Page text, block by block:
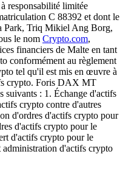
responsabilité limitée
C 88392 et dont le
Park, Triq Mikiel Ang Borg,
le nom Crypto.com,
financiers de Malte en tant
conformément au règlement
tel qu'il est mis en œuvre à
crypto. Foris DAX MT
suivants : 1. Échange d'actifs
crypto contre d'autres
d'ordres d'actifs crypto pour
d'actifs crypto pour le
d'actifs crypto pour le
administration d'actifs crypto